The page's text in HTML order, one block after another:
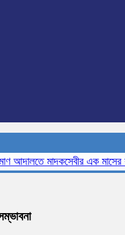
মাদকসেবীর এক মাসের